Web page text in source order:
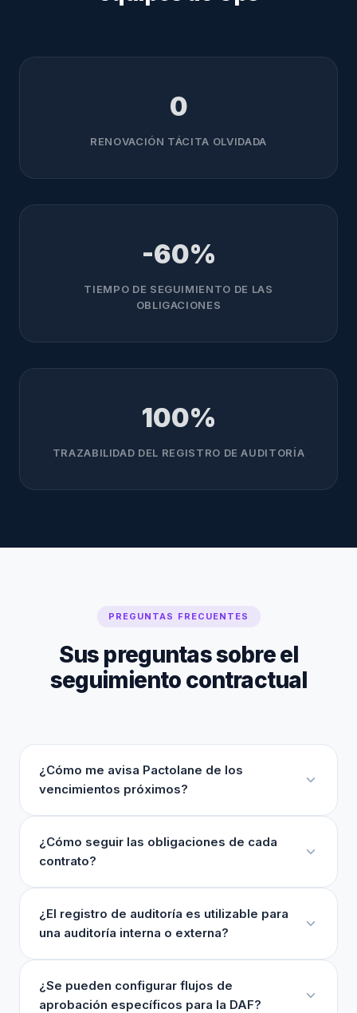
0
RENOVACIÓN TÁCITA OLVIDADA
-60%
TIEMPO DE SEGUIMIENTO DE LAS
OBLIGACIONES
100%
TRAZABILIDAD DEL REGISTRO DE AUDITORÍA
PREGUNTAS FRECUENTES
Sus preguntas sobre el
seguimiento contractual
¿Cómo me avisa Pactolane de los
vencimientos próximos?
¿Cómo seguir las obligaciones de cada
contrato?
¿El registro de auditoría es utilizable para
una auditoría interna o externa?
¿Se pueden configurar flujos de
aprobación específicos para la DAF?